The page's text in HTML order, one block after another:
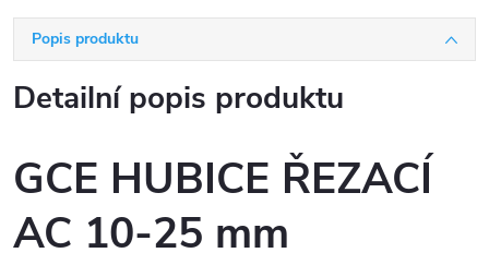
Popis produktu
Detailní popis produktu
GCE HUBICE ŘEZACÍ
AC 10-25 mm